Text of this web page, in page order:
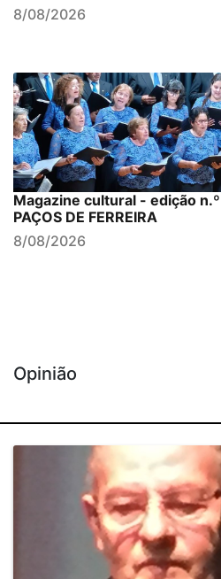
8/08/2026
Magazine cultural - edição
PAÇOS DE FERREIRA
8/08/2026
Opinião